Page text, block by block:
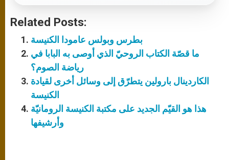
Related Posts:
بطرس وبولس عامودا الكنيسة
ما قصّة الكتاب الروحيّ الذي أوصى به البابا في
رياضة الصوم؟
الكاردينال بارولين يتطرّق إلى وسائل أخرى لقيادة
الكنيسة
هذا هو القيّم الجديد على مكتبة الكنيسة الرومانيّة
وأرشيفها